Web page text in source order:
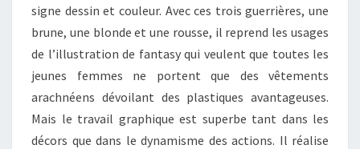
signe dessin et couleur. Avec ces trois guerrières, une
brune, une blonde et une rousse, il reprend les usages
de l’illustration de fantasy qui veulent que toutes les
jeunes femmes ne portent que des vêtements
arachnéens dévoilant des plastiques avantageuses.
Mais le travail graphique est superbe tant dans les
décors que dans le dynamisme des actions. Il réalise